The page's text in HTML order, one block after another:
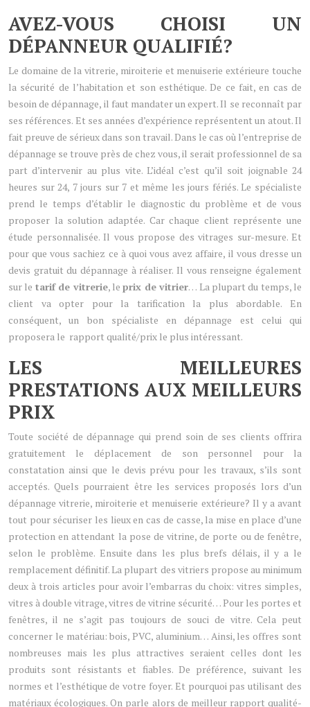
AVEZ-VOUS CHOISI UN
DÉPANNEUR QUALIFIÉ?
Le domaine de la vitrerie, miroiterie et menuiserie extérieure touche
la sécurité de l’habitation et son esthétique. De ce fait, en cas de
besoin de dépannage, il faut mandater un expert. Il se reconnaît par
ses références. Et ses années d’expérience représentent un atout. Il
fait preuve de sérieux dans son travail. Dans le cas où l’entreprise de
dépannage se trouve près de chez vous, il serait professionnel de sa
part d’intervenir au plus vite. L’idéal c’est qu’il soit joignable 24
heures sur 24, 7 jours sur 7 et même les jours fériés. Le spécialiste
prend le temps d’établir le diagnostic du problème et de vous
proposer la solution adaptée. Car chaque client représente une
étude personnalisée. Il vous propose des vitrages sur-mesure. Et
pour que vous sachiez ce à quoi vous avez affaire, il vous dresse un
devis gratuit du dépannage à réaliser. Il vous renseigne également
sur le tarif de vitrerie, leprix de vitrier… La plupart du temps, le
client va opter pour la tarification la plus abordable. En
conséquent, un bon spécialiste en dépannage est celui qui
proposera le rapport qualité/prix le plus intéressant.
LES MEILLEURES
PRESTATIONS AUX MEILLEURS
PRIX
Toute société de dépannage qui prend soin de ses clients offrira
gratuitement le déplacement de son personnel pour la
constatation ainsi que le devis prévu pour les travaux, s’ils sont
acceptés. Quels pourraient être les services proposés lors d’un
dépannage vitrerie, miroiterie et menuiserie extérieure? Il y a avant
tout pour sécuriser les lieux en cas de casse, la mise en place d’une
protection en attendant la pose de vitrine, de porte ou de fenêtre,
selon le problème. Ensuite dans les plus brefs délais, il y a le
remplacement définitif. La plupart des vitriers propose au minimum
deux à trois articles pour avoir l’embarras du choix: vitres simples,
vitres à double vitrage, vitres de vitrine sécurité… Pour les portes et
fenêtres, il ne s’agit pas toujours de souci de vitre. Cela peut
concerner le matériau: bois, PVC, aluminium… Ainsi, les offres sont
nombreuses mais les plus attractives seraient celles dont les
produits sont résistants et fiables. De préférence, suivant les
normes et l’esthétique de votre foyer. Et pourquoi pas utilisant des
matériaux écologiques. On parle alors de meilleur rapport qualité-